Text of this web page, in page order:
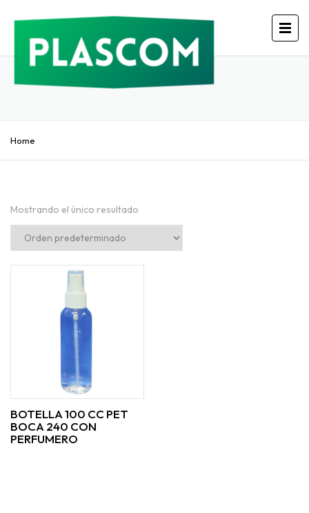
Home
Mostrando el único resultado
BOTELLA 100 CC PET
BOCA 240 CON
PERFUMERO